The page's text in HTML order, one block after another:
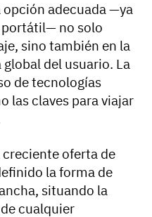
adecuada —ya
portátil— no solo
sino también en la
del usuario. La
de tecnologías
las claves para viajar
oferta de
la forma de
situando la
cualquier